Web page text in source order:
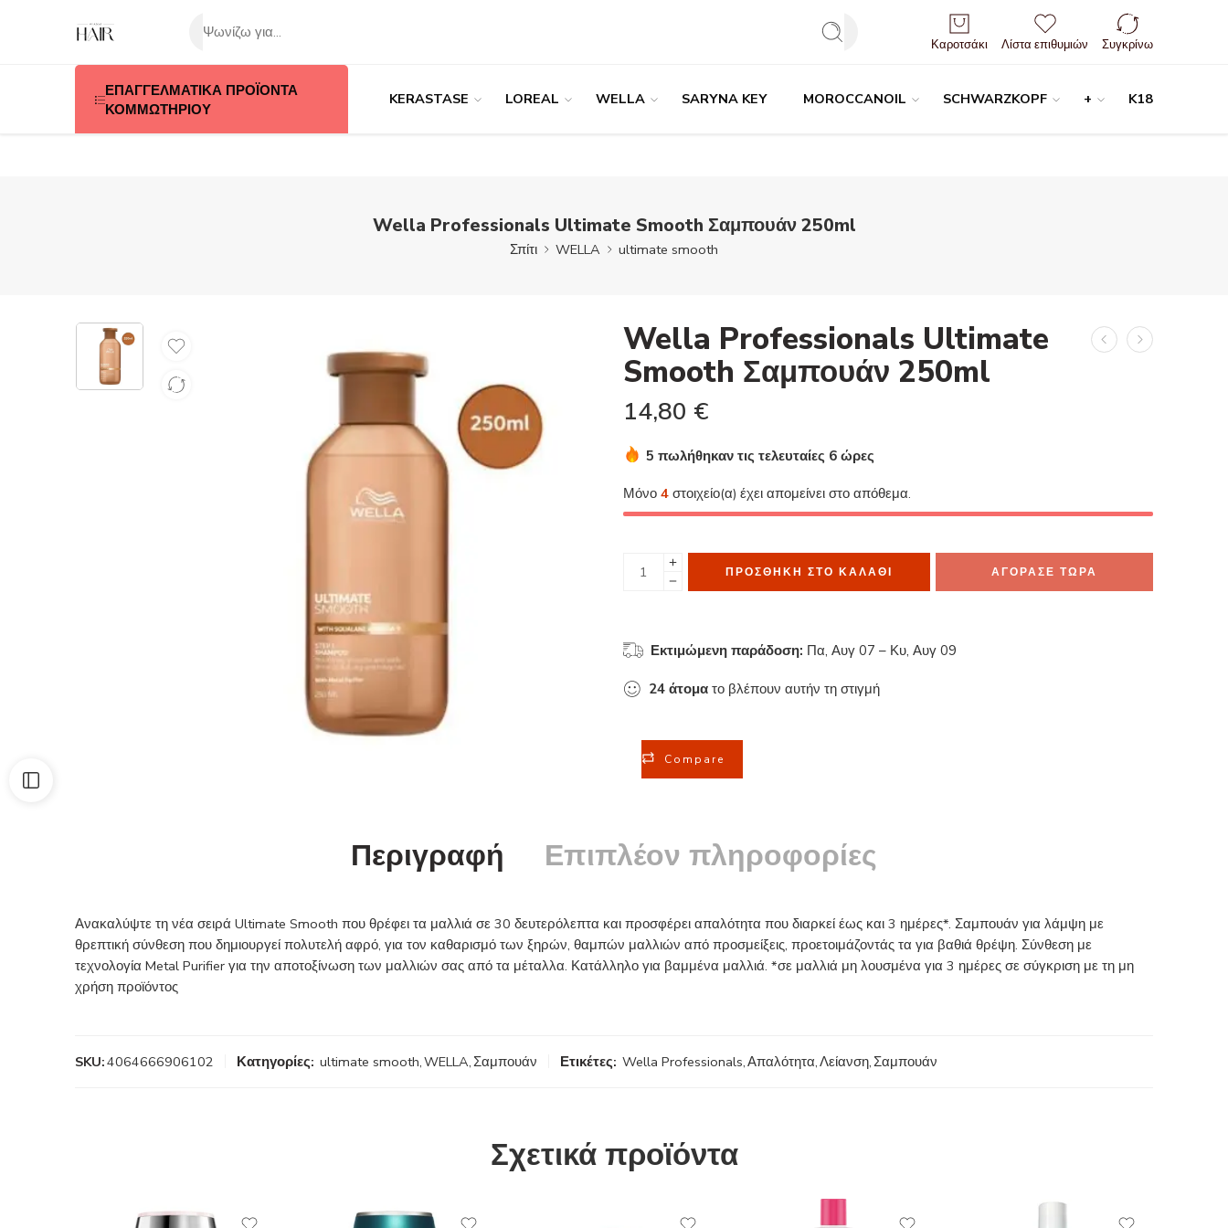
Είσοδος / Εγγραφή
Καροτσάκι Λίστα επιθυμιών Συγκρίνω
ΕΠΑΓΓΕΛΜΑΤΙΚΑ ΠΡΟΪΟΝΤΑ
ΚΟΜΜΩΤΗΡΙΟΥ
KERASTASE LOREAL WELLA SARYNA KEY MOROCCANOIL SCHWARZKOPF + K18
Wella Professionals Ultimate Smooth Σαμπουάν 250ml
Σπίτι WELLA ultimate smooth
Wella Professionals Ultimate
Smooth Σαμπουάν 250ml
14,80 €
5 πωλήθηκαν τις τελευταίες 6 ώρες
Μόνο 4 στοιχείο(α) έχει απομείνει στο απόθεμα.
ΠΡΟΣΘΉΚΗ ΣΤΟ ΚΑΛΆΘΙ ΑΓΟΡΑΣΕ ΤΩΡΑ
Εκτιμώμενη παράδοση: Πα, Αυγ 07 – Κυ, Αυγ 09
24 άτομα το βλέπουν αυτήν τη στιγμή
Compare
Περιγραφή Επιπλέον πληροφορίες
Ανακαλύψτε τη νέα σειρά Ultimate Smooth που θρέφει τα μαλλιά σε 30 δευτερόλεπτα και προσφέρει απαλότητα που διαρκεί έως και 3 ημέρες*. Σαμπουάν για λάμψη με
θρεπτική σύνθεση που δημιουργεί πολυτελή αφρό, για τον καθαρισμό των ξηρών, θαμπών μαλλιών από προσμείξεις, προετοιμάζοντάς τα για βαθιά θρέψη. Σύνθεση με
τεχνολογία Metal Purifier για την αποτοξίνωση των μαλλιών σας από τα μέταλλα. Κατάλληλο για βαμμένα μαλλιά. *σε μαλλιά μη λουσμένα για 3 ημέρες σε σύγκριση με τη μη
χρήση προϊόντος
SKU:4064666906102 Κατηγορίες: ultimate smooth,WELLA,Σαμπουάν Ετικέτες: Wella Professionals,Απαλότητα,Λείανση,Σαμπουάν
Σχετικά προϊόντα